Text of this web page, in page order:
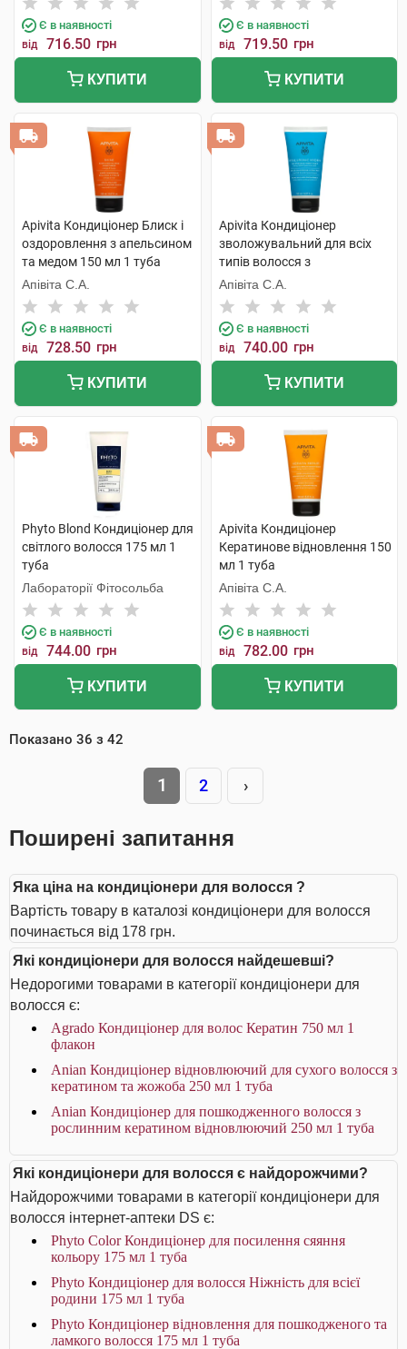
Є в наявності
від 716.50 грн
КУПИТИ
Є в наявності
від 719.50 грн
КУПИТИ
Apivita Кондиціонер Блиск і
оздоровлення з апельсином
та медом 150 мл 1 туба
Апівіта С.А.
Є в наявності
від 728.50 грн
КУПИТИ
Apivita Кондиціонер
зволожувальний для всіх
типів волосся з
гіалуроновою кислотою та
алое 150 мл 1 туба
Апівіта С.А.
Є в наявності
від 740.00 грн
КУПИТИ
Phyto Blond Кондиціонер для
світлого волосся 175 мл 1
туба
Лабораторії Фітосольба
Є в наявності
від 744.00 грн
КУПИТИ
Apivita Кондиціонер
Кератинове відновлення 150
мл 1 туба
Апівіта С.А.
Є в наявності
від 782.00 грн
КУПИТИ
Показано 36 з 42
1 2 ›
Поширені запитання
Яка ціна на кондиціонери для волосся ?
Вартість товару в каталозі кондиціонери для волосся
починається від 178 грн.
Які кондиціонери для волосся найдешевші?
Недорогими товарами в категорії кондиціонери для
волосся є:
Agrado Кондиціонер для волос Кератин 750 мл 1
флакон
Anian Кондиціонер відновлюючий для сухого волосся з
кератином та жожоба 250 мл 1 туба
Anian Кондиціонер для пошкодженного волосся з
рослинним кератином відновлюючий 250 мл 1 туба
Які кондиціонери для волосся є найдорожчими?
Найдорожчими товарами в категорії кондиціонери для
волосся інтернет-аптеки DS є:
Phyto Color Кондиціонер для посилення сяяння
кольору 175 мл 1 туба
Phyto Кондиціонер для волосся Ніжність для всієї
родини 175 мл 1 туба
Phyto Кондиціонер відновлення для пошкодженого та
ламкого волосся 175 мл 1 туба